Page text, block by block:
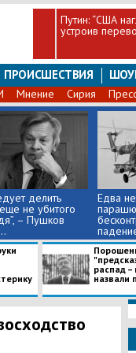
Путин: “США
устроив
ПРОИСШЕСТВИЯ
Мнение Сирия
делить
не убитого
– Пушков
Едва
распад
назвали